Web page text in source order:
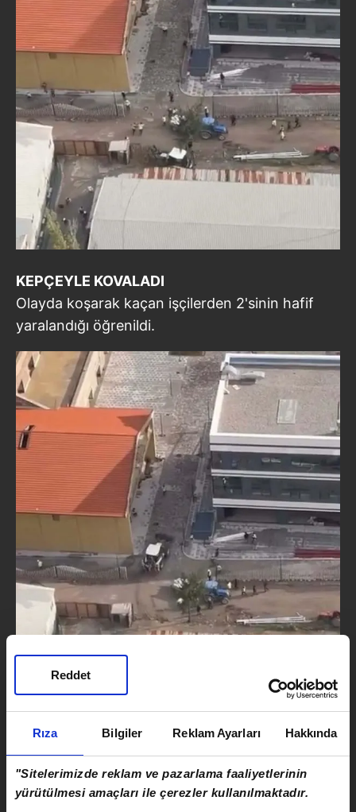
Rıza Bilgiler Reklam Ayarları Hakkında
"Sitelerimizde reklam ve pazarlama faaliyetlerinin
yürütülmesi amaçları ile çerezler kullanılmaktadır.
Reddet
KEPÇEYLE KOVALADI
Olayda koşarak kaçan işçilerden 2'sinin hafif
yaralandığı öğrenildi.
O anlar, başka işçi tarafından cep telefonuyla
görüntüledi. Kepçe operatörünün işçileri takibi,